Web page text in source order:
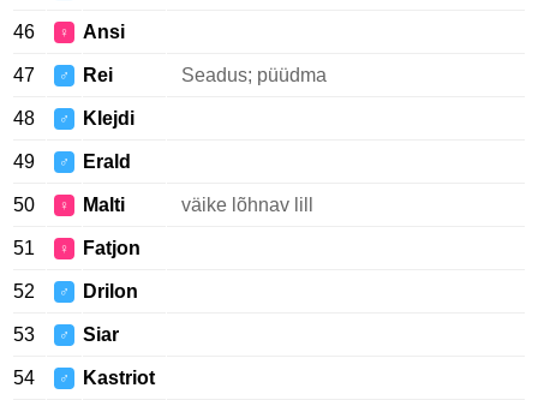
46 ♀ Ansi
47 ♂ Rei Seadus; püüdma
48 ♂ Klejdi
49 ♂ Erald
50 ♀ Malti väike lõhnav lill
51 ♀ Fatjon
52 ♂ Drilon
53 ♂ Siar
54 ♂ Kastriot